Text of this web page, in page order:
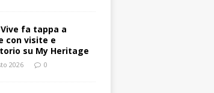
fa tappa a
con visite e
su My Heritage
2026 0